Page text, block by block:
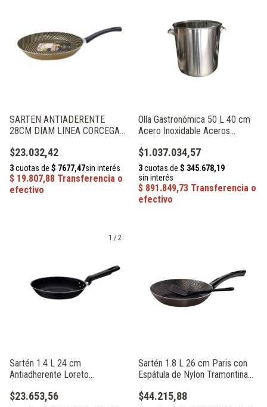
SARTEN ANTIADERENTE
28CM DIAM LINEA CORCEGA
$23.032,42
Olla Gastronómica 50 L 40 cm
Acero Inoxidable Aceros
$1.037.034,57
1 / 2
Sartén 1.4 L 24 cm
Antiadherente Loreto
$23.653,56
Sartén 1.8 L 26 cm Paris con
Espátula de Nylon Tramontina
$44.215,88